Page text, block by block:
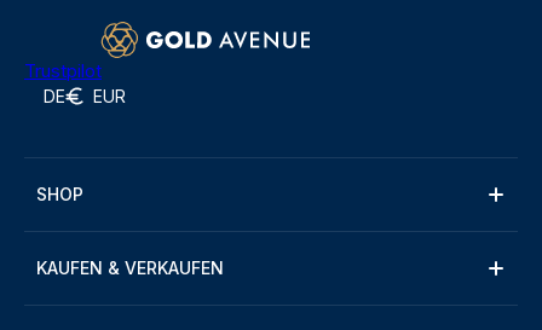
Trustpilot
DE EUR
SHOP
KAUFEN & VERKAUFEN